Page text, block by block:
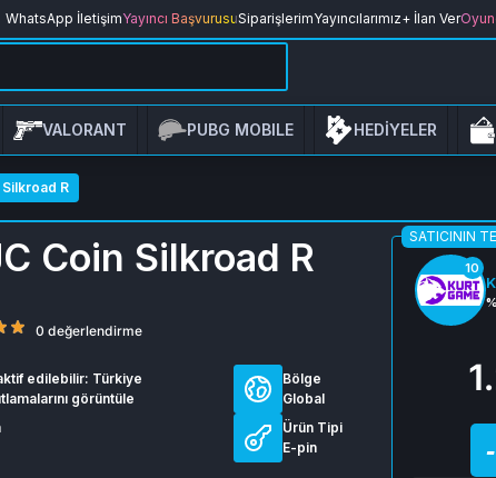
WhatsApp İletişimYayıncı BaşvurusuSiparişlerimYayıncılarımız+ İlan Ver
VALORANT PUBG MOBILE HEDİYELER
R
Coin Silkroad R
0 değerlendirme
edilebilir: Türkiye
görüntüle
Bölge
Global
Ürün Tipi
E-pin
SATICININ
10
%